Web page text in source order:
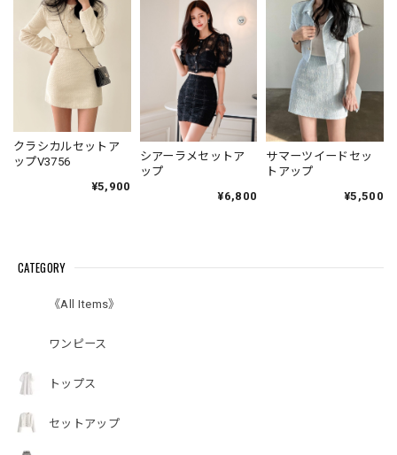
クラシカルセットア
ップV3756
¥5,900
シアーラメセットア
ップ
¥6,800
サマーツイードセッ
トアップ
¥5,500
CATEGORY
《All Items》
ワンピース
トップス
セットアップ